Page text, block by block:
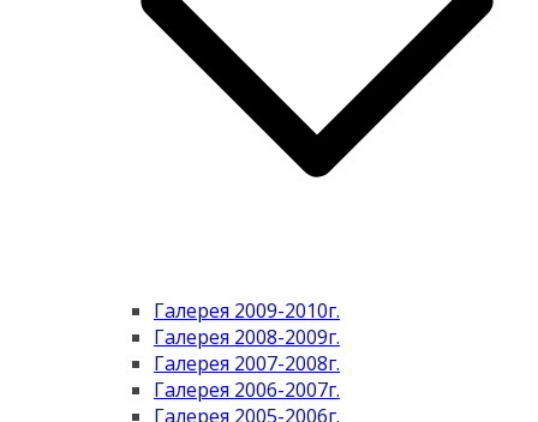
Галерея 2009-2010г.
Галерея 2008-2009г.
Галерея 2007-2008г.
Галерея 2006-2007г.
Галерея 2005-2006г.